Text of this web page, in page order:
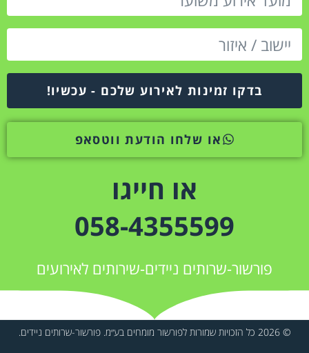
בדקו זמינות לאירוע שלכם - עכשיו!
או שלחו הודעת ווטסאפ
או חייגו
058-4355599
פורשור-שרותים ניידים-שירותים לאירועים
© 2026 כל הזכויות שמורות לפורשור מומחים בע״מ. פורשור-שרותים ניידים.